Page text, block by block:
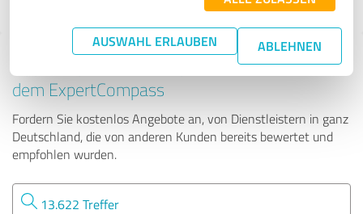
AUSWAHL ERLAUBEN ABLEHNEN
Tipp: Die passenden Experten finden - mit
dem ExpertCompass
Fordern Sie kostenlos Angebote an, von Dienstleistern in ganz
Deutschland, die von anderen Kunden bereits bewertet und
empfohlen wurden.
13.622 Treffer